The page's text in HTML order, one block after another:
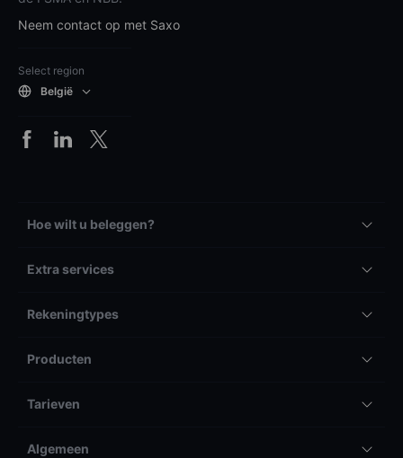
Neem contact op met Saxo
Select region
België
Hoe wilt u beleggen?
Extra services
Rekeningtypes
Producten
Tarieven
Algemeen